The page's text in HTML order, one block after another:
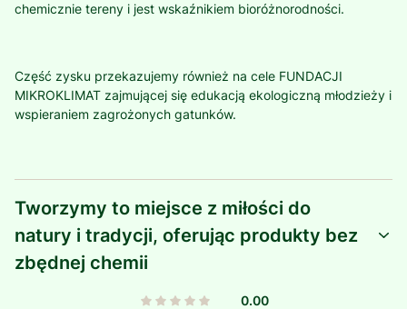
chemicznie tereny i jest wskaźnikiem bioróżnorodności.
Część zysku przekazujemy również na cele FUNDACJI
MIKROKLIMAT zajmującej się edukacją ekologiczną młodzieży i
wspieraniem zagrożonych gatunków.
Tworzymy to miejsce z miłości do
natury i tradycji, oferując produkty bez
zbędnej chemii
0.00